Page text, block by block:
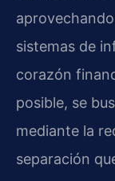
sistemas de
corazón
posible, se
mediante la
separación